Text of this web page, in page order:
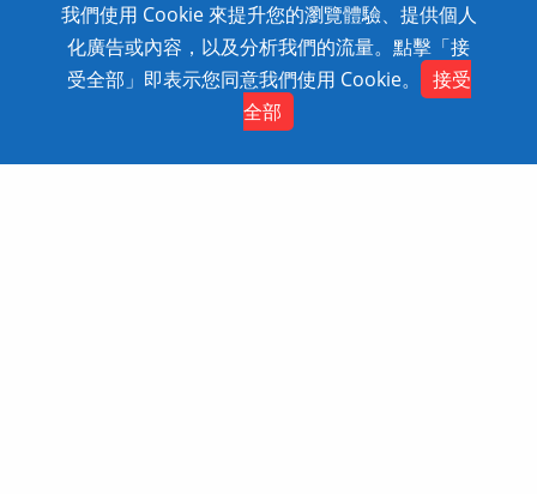
0800-868-358
Copyright © 2020 SolidWizard Technology
Co.,Ltd. All Rights Reserved. Dtell
網頁設計
Contact
我們使用 Cookie 來提升您的瀏覽體驗、提供個人
化廣告或內容，以及分析我們的流量。點擊「接
受全部」即表示您同意我們使用 Cookie。
接受
全部